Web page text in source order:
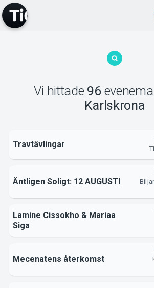
Support
Vi hittade 96
Karlskrona
Travtävlingar
Äntligen Soligt: 12 AUGUSTI
Lamine Cissokho & Mariaa
Siga
Mecenatens återkomst